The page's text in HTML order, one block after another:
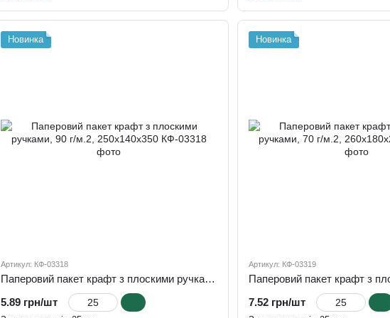
Новинка
Артикул: КФ-03318
Паперовий пакет крафт з плоскими ручками, 90 г/м.2, 250х140х350
5.89 грн/шт
Новинка
Артикул: КФ-03319
7.52 грн/шт